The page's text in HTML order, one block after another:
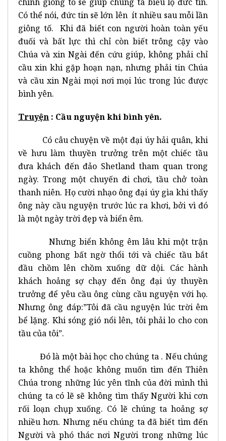
Có thể nói, đức tin sẽ lớn lên ít nhiều sau mỗi lần
giông tố. Khi đã biết con người hoàn toàn yếu
đuối và bất lực thì chỉ còn biết trông cậy vào
Chúa và xin Ngài đến cứu giúp, không phải chỉ
cầu xin khi gặp hoạn nạn, nhưng phải tin Chúa
và cầu xin Ngài mọi nơi mọi lúc trong lúc được
bình yên.
Truyện : Cầu nguyện khi bình yên.
Có câu chuyện về một đại úy hải quân, khi
về hưu làm thuyền trưởng trên một chiếc tầu
đưa khách đến đảo Shetland tham quan trong
ngày. Trong một chuyến đi chơi, tầu chở toàn
thanh niên. Họ cười nhạo ông đại úy gìa khi thấy
ông này cầu nguyện trước lúc ra khơi, bởi vì đó
là một ngày trời đẹp và biển êm.
Nhưng biển không êm lâu khi một trận
cuồng phong bất ngờ thổi tới và chiếc tầu bắt
đầu chồm lên chồm xuống dữ dội. Các hành
khách hoảng sợ chạy đến ông đại úy thuyền
trưởng để yêu cầu ông cùng cầu nguyện với họ.
Nhưng ông đáp:”Tôi đã cầu nguyện lúc trời êm
bể lặng. Khi sóng gió nổi lên, tôi phải lo cho con
tầu của tôi”.
Đó là một bài học cho chúng ta . Nếu chúng
ta không thể hoặc không muốn tìm đến Thiên
Chúa trong những lúc yên tĩnh của đời mình thì
chúng ta có lẽ sẽ không tìm thấy Người khi cơn
rối loạn chụp xuống. Có lẽ chúng ta hoảng sợ
nhiều hơn. Nhưng nếu chúng ta đã biết tìm đến
Người và phó thác nơi Người trong những lúc